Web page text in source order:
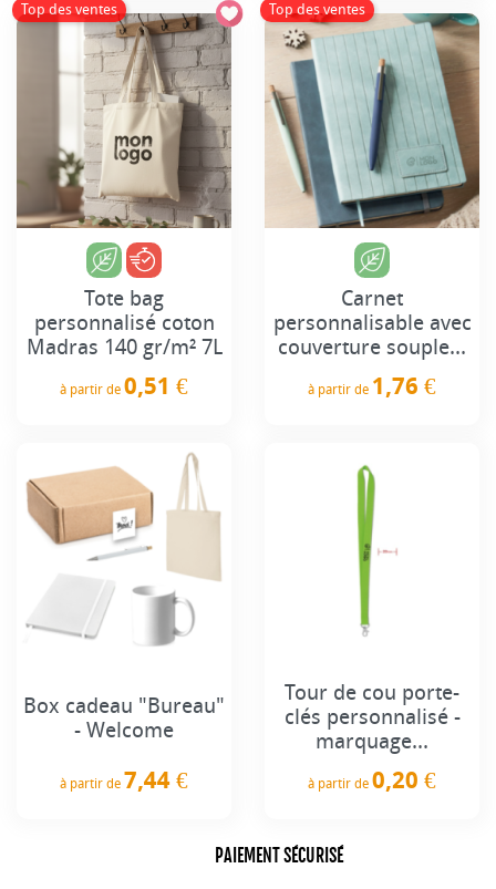
Top des ventes
Tote bag
personnalisé coton
Madras 140 gr/m² 7L
à partir de 0,51 €
Top des ventes
Carnet
personnalisable avec
couverture souple...
à partir de 1,76 €
Box cadeau "Bureau"
- Welcome
à partir de 7,44 €
Tour de cou porte-
clés personnalisé -
marquage...
à partir de 0,20 €
PAIEMENT SÉCURISÉ